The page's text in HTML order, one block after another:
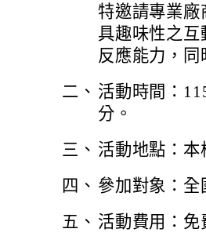
特邀請專業廠
具趣味性之
反應能力，同
二、 活動時間：
分。
三、 活動地點：本
四、 參加對象：全
五、 活動費用：免